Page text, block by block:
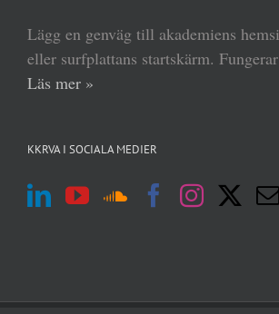
Lägg en genväg till akademiens
eller surfplattans startskärm.
Läs mer »
KKRVA I SOCIALA MEDIER